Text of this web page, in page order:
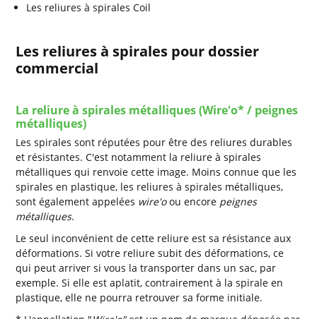
Les reliures à spirales Coil
Les reliures à spirales pour dossier
commercial
La reliure à spirales métalliques (Wire'o* / peignes
métalliques)
Les spirales sont réputées pour être des reliures durables
et résistantes. C'est notamment la reliure à spirales
métalliques qui renvoie cette image. Moins connue que les
spirales en plastique, les reliures à spirales métalliques,
sont également appelées wire'oou encore peignes
métalliques.
Le seul inconvénient de cette reliure est sa résistance aux
déformations. Si votre reliure subit des déformations, ce
qui peut arriver si vous la transporter dans un sac, par
exemple. Si elle est aplatit, contrairement à la spirale en
plastique, elle ne pourra retrouver sa forme initiale.